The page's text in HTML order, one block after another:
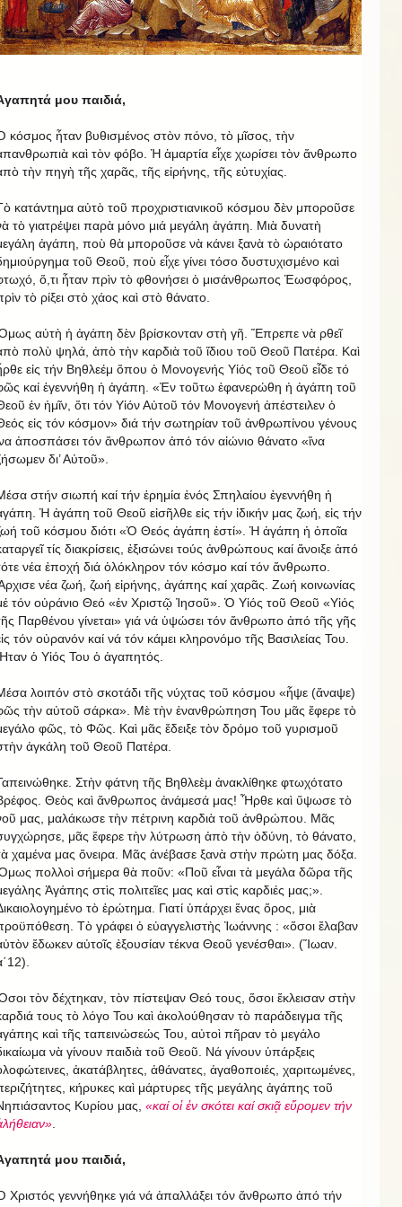
μου παιδιά,
κόσμος ἦταν βυθισμένος στὸν πόνο, τὸ μῖσος, τὴν
καὶ τὸν φόβο. Ἡ ἁμαρτία εἶχε χωρίσει τὸν ἄνθρωπο
τὴν πηγὴ τῆς χαρᾶς, τῆς εἰρήνης, τῆς εὐτυχίας.
κατάντημα αὐτὸ τοῦ προχριστιανικοῦ κόσμου δὲν μποροῦσε
τὸ γιατρέψει παρὰ μόνο μιά μεγάλη ἀγάπη. Μιὰ δυνατὴ
ἀγάπη, ποὺ θὰ μποροῦσε νὰ κάνει ξανὰ τὸ ὡραιότατο
τοῦ Θεοῦ, ποὺ εἶχε γίνει τόσο δυστυχισμένο καὶ
ὅ,τι ἦταν πρὶν τὸ φθονήσει ὁ μισάνθρωπος Ἑωσφόρος,
τὸ ρίξει στὸ χάος καὶ στὸ θάνατο.
αὐτὴ ἡ ἀγάπη δὲν βρίσκονταν στὴ γῆ. Ἔπρεπε νὰ ρθεῖ
πολὺ ψηλά, ἀπὸ τὴν καρδιὰ τοῦ ἴδιου τοῦ Θεοῦ Πατέρα. Καὶ
εἰς τήν Βηθλεέμ ὅπου ὁ Μονογενής Υἱός τοῦ Θεοῦ εἶδε τό
καί ἐγεννήθη ἡ ἀγάπη. «Ἐν τοῦτω ἐφανερώθη ἡ ἀγάπη τοῦ
ἐν ἡμῖν, ὅτι τόν Υἱόν Αὐτοῦ τόν Μονογενή ἀπέστειλεν ὁ
εἰς τόν κόσμον» διά τήν σωτηρίαν τοῦ ἀνθρωπίνου γένους
ἀποσπάσει τόν ἄνθρωπον ἀπό τόν αἰώνιο θάνατο «ἵνα
δι’ Αὐτοῦ».
στήν σιωπή καί τήν ἐρημία ἑνός Σπηλαίου ἐγεννήθη ἡ
Ἡ ἀγάπη τοῦ Θεοῦ εἰσῆλθε εἰς τήν ἰδικήν μας ζωή, εἰς τήν
τοῦ κόσμου διότι «Ὁ Θεός ἀγάπη ἐστί». Ἡ ἀγάπη ἡ ὁποῖα
τίς διακρίσεις, ἐξισώνει τούς ἀνθρώπους καί ἄνοιξε ἀπό
νέα ἐποχή διά ὁλόκληρον τόν κόσμο καί τόν ἄνθρωπο.
νέα ζωή, ζωή εἰρήνης, ἀγάπης καί χαρᾶς. Ζωή κοινωνίας
τόν οὐράνιο Θεό «ἐν Χριστῷ Ἰησοῦ». Ὁ Υἱός τοῦ Θεοῦ «Υἱός
Παρθένου γίνεται» γιά νά ὑψώσει τόν ἄνθρωπο ἀπό τῆς γῆς
τόν οὐρανόν καί νά τόν κάμει κληρονόμο τῆς Βασιλείας Του.
ὁ Υἱός Του ὁ ἀγαπητός.
λοιπόν στὸ σκοτάδι τῆς νύχτας τοῦ κόσμου «ἧψε (ἄναψε)
τὴν αὐτοῦ σάρκα». Μὲ τὴν ἐνανθρώπηση Του μᾶς ἔφερε τὸ
φῶς, τὸ Φῶς. Καὶ μᾶς ἔδειξε τὸν δρόμο τοῦ γυρισμοῦ
ἀγκάλη τοῦ Θεοῦ Πατέρα.
Στὴν φάτνη τῆς Βηθλεὲμ ἀνακλίθηκε φτωχότατο
Θεὸς καὶ ἄνθρωπος ἀνάμεσά μας! Ἦρθε καὶ ὕψωσε τὸ
μας, μαλάκωσε τὴν πέτρινη καρδιὰ τοῦ ἀνθρώπου. Μᾶς
μᾶς ἔφερε τὴν λύτρωση ἀπὸ τὴν ὀδύνη, τὸ θάνατο,
χαμένα μας ὄνειρα. Μᾶς ἀνέβασε ξανὰ στὴν πρώτη μας δόξα.
πολλοὶ σήμερα θὰ ποῦν: «Ποῦ εἶναι τὰ μεγάλα δῶρα τῆς
Ἀγάπης στὶς πολιτεῖες μας καὶ στὶς καρδιές μας;».
τὸ ἐρώτημα. Γιατί ὑπάρχει ἕνας ὅρος, μιὰ
Τὸ γράφει ὁ εὐαγγελιστὴς Ἰωάννης : «ὅσοι ἔλαβαν
ἔδωκεν αὐτοῖς ἐξουσίαν τέκνα Θεοῦ γενέσθαι». (Ἴωαν.
τὸν δέχτηκαν, τὸν πίστεψαν Θεό τους, ὅσοι ἔκλεισαν στὴν
τους τὸ λόγο Του καὶ ἀκολούθησαν τὸ παράδειγμα τῆς
καὶ τῆς ταπεινώσεώς Του, αὐτοὶ πῆραν τὸ μεγάλο
νὰ γίνουν παιδιὰ τοῦ Θεοῦ. Νά γίνουν ὑπάρξεις
ἀκατάβλητες, ἀθάνατες, ἀγαθοποιές, χαριτωμένες,
κήρυκες καὶ μάρτυρες τῆς μεγάλης ἀγάπης τοῦ
Κυρίου μας, «καί οἱ ἐν σκότει καί σκιᾷ εὔρομεν τήν
μου παιδιά,
Χριστός γεννήθηκε γιά νά ἀπαλλάξει τόν ἄνθρωπο ἀπό τήν